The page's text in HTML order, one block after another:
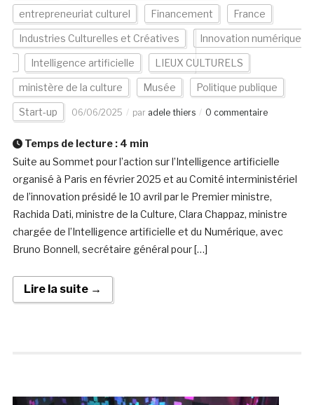
entrepreneuriat culturel Financement France
Industries Culturelles et Créatives Innovation numérique
Intelligence artificielle LIEUX CULTURELS
ministère de la culture Musée Politique publique
Start-up 06/06/2025 par adele thiers 0 commentaire
Temps de lecture : 4 min
Suite au Sommet pour l’action sur l’Intelligence artificielle
organisé à Paris en février 2025 et au Comité interministériel
de l’innovation présidé le 10 avril par le Premier ministre,
Rachida Dati, ministre de la Culture, Clara Chappaz, ministre
chargée de l’Intelligence artificielle et du Numérique, avec
Bruno Bonnell, secrétaire général pour […]
Lire la suite →